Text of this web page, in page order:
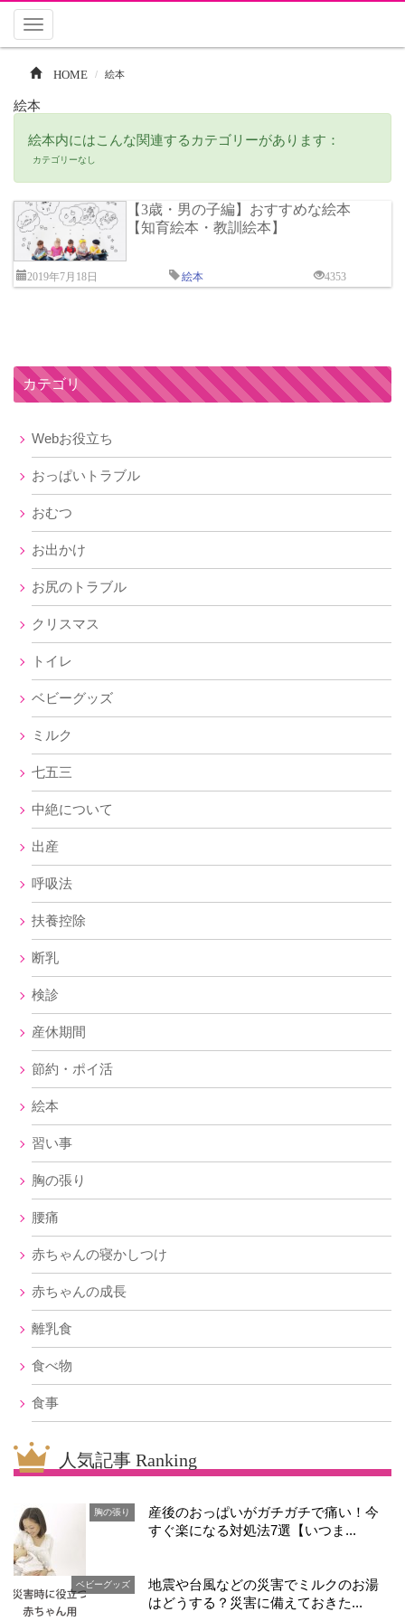
Toggle
HOME 絵本
絵本
絵本内にはこんな関連するカテゴリーがあります：
カテゴリーなし
【3歳・男の子編】おすすめな絵本
【知育絵本・教訓絵本】
2019年7月18日 絵本 4353
カテゴリ
Webお役立ち
おっぱいトラブル
おむつ
お出かけ
お尻のトラブル
クリスマス
トイレ
ベビーグッズ
ミルク
七五三
中絶について
出産
呼吸法
扶養控除
断乳
検診
産休期間
節約・ポイ活
絵本
習い事
胸の張り
腰痛
赤ちゃんの寝かしつけ
赤ちゃんの成長
離乳食
食べ物
食事
人気記事 Ranking
胸の張り
産後のおっぱいがガチガチで痛い！今
すぐ楽になる対処法7選【いつま...
ベビーグッズ
地震や台風などの災害でミルクのお湯
はどうする？災害に備えておきた...